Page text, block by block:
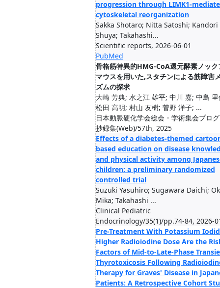
progression through LIMK1-
cytoskeletal reorganization
Sakka Shotaro; Nitta Satoshi; Kandori
Shuya; Takahashi...
Scientific reports, 2026-06-01
PubMed
骨格筋特異的HMG-CoA還元酵素ノック
マウスを用いた,スタチンによる筋障害
ズムの探求
大崎 芳典; 水之江 雄平; 中川 嘉; 中島
松田 高明; 村山 友樹; 菅野 洋子; ...
日本動脈硬化学会総会・学術集会プロ
抄録集(Web)/57th, 2025
Effects of a diabetes-themed
based education on disease
and physical activity among
children: a preliminary randomized
controlled trial
Suzuki Yasuhiro; Sugawara Daichi;
Mika; Takahashi ...
Clinical Pediatric
Endocrinology/35(1)/pp.74-84, 2026-
Pre-Treatment With Potassium
Higher Radioiodine Dose Are the
Factors of Mid-to-Late-Phase
Thyrotoxicosis Following
Therapy for Graves' Disease in
Patients: A Retrospective Cohort